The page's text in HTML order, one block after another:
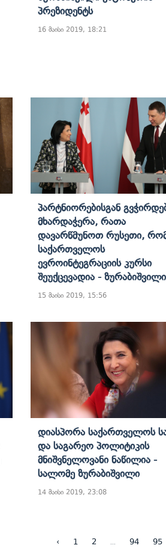
Პრეზიდენტს
16 მაისი 2019, 18:21
Პარტნიორებისგან
Მხარდაჭერა, Რათა
Დავარწმუნოთ Რუსეთი,
Საქართველოს
Ევროინტეგრაციის Კურსი
Შეუქცევადია - Ზურაბიშვილი
15 მაისი 2019, 15:56
Დიასპორა Საქართველოს
Და Საგარეო Პოლიტიკის
Მნიშვნელოვანი Ნაწილია -
Სალომე Ზურაბიშვილი
14 მაისი 2019, 23:08
‹ 1 2 94 95